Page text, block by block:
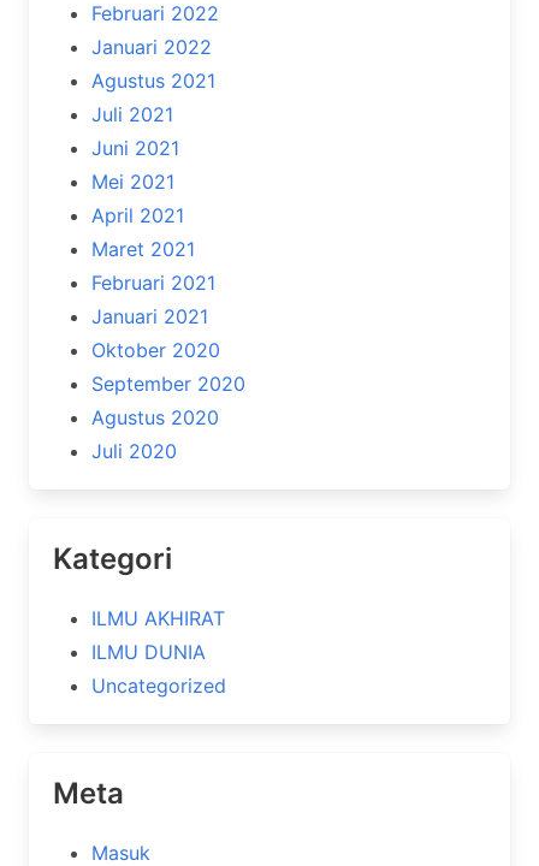
Februari 2022
Januari 2022
Agustus 2021
Juli 2021
Juni 2021
Mei 2021
April 2021
Maret 2021
Februari 2021
Januari 2021
Oktober 2020
September 2020
Agustus 2020
Juli 2020
Kategori
ILMU AKHIRAT
ILMU DUNIA
Uncategorized
Meta
Masuk